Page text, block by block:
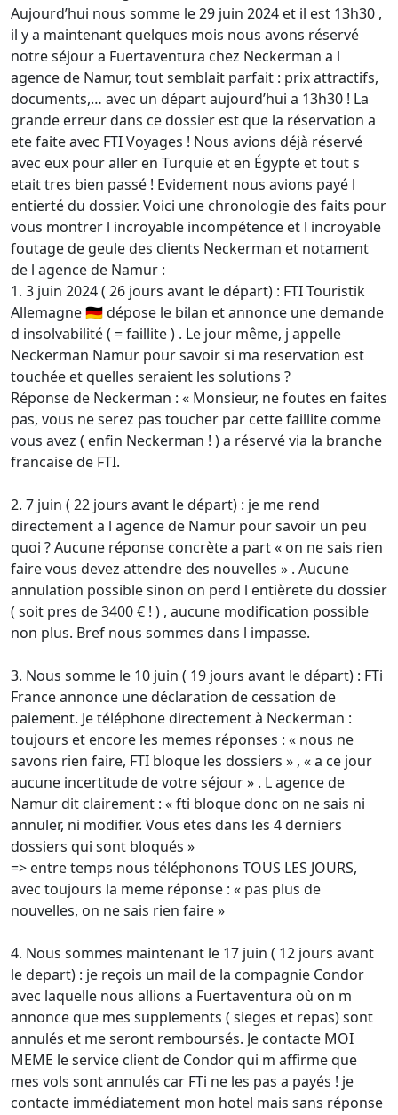
Aujourd’hui nous somme le 29 juin 2024 et il est 13h30 ,
il y a maintenant quelques mois nous avons réservé
notre séjour a Fuertaventura chez Neckerman a l
agence de Namur, tout semblait parfait : prix attractifs,
documents,… avec un départ aujourd’hui a 13h30 ! La
grande erreur dans ce dossier est que la réservation a
ete faite avec FTI Voyages ! Nous avions déjà réservé
avec eux pour aller en Turquie et en Égypte et tout s
etait tres bien passé ! Evidement nous avions payé l
entierté du dossier. Voici une chronologie des faits pour
vous montrer l incroyable incompétence et l incroyable
foutage de geule des clients Neckerman et notament
de l agence de Namur :
1. 3 juin 2024 ( 26 jours avant le départ) : FTI Touristik
Allemagne 🇩🇪 dépose le bilan et annonce une demande
d insolvabilité ( = faillite ) . Le jour même, j appelle
Neckerman Namur pour savoir si ma reservation est
touchée et quelles seraient les solutions ?
Réponse de Neckerman : « Monsieur, ne foutes en faites
pas, vous ne serez pas toucher par cette faillite comme
vous avez ( enfin Neckerman ! ) a réservé via la branche
francaise de FTI.
2. 7 juin ( 22 jours avant le départ) : je me rend
directement a l agence de Namur pour savoir un peu
quoi ? Aucune réponse concrète a part « on ne sais rien
faire vous devez attendre des nouvelles » . Aucune
annulation possible sinon on perd l entièrete du dossier
( soit pres de 3400 € ! ) , aucune modification possible
non plus. Bref nous sommes dans l impasse.
3. Nous somme le 10 juin ( 19 jours avant le départ) : FTi
France annonce une déclaration de cessation de
paiement. Je téléphone directement à Neckerman :
toujours et encore les memes réponses : « nous ne
savons rien faire, FTI bloque les dossiers » , « a ce jour
aucune incertitude de votre séjour » . L agence de
Namur dit clairement : « fti bloque donc on ne sais ni
annuler, ni modifier. Vous etes dans les 4 derniers
dossiers qui sont bloqués »
=> entre temps nous téléphonons TOUS LES JOURS,
avec toujours la meme réponse : « pas plus de
nouvelles, on ne sais rien faire »
4. Nous sommes maintenant le 17 juin ( 12 jours avant
le depart) : je reçois un mail de la compagnie Condor
avec laquelle nous allions a Fuertaventura où on m
annonce que mes supplements ( sieges et repas) sont
annulés et me seront remboursés. Je contacte MOI
MEME le service client de Condor qui m affirme que
mes vols sont annulés car FTi ne les pas a payés ! je
contacte immédiatement mon hotel mais sans réponse